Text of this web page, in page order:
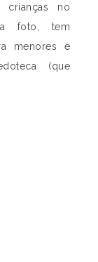
crianças no
foto, tem
menores e
(que